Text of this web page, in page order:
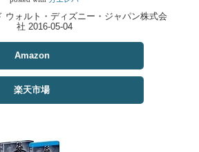
ウォルト・ディズニー・ジャパン株式会
社 2016-05-04
Amazon
楽天市場